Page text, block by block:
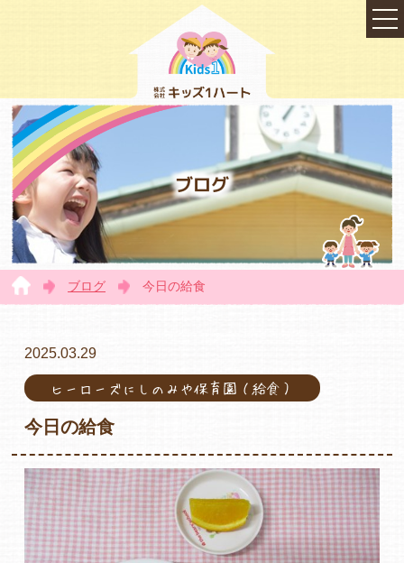
TOP
会社概要
各保育園のご紹介
ブログ
ブログ 今日の給食
2025.03.29
ヒーローズにしのみや保育園（給食）
今日の給食